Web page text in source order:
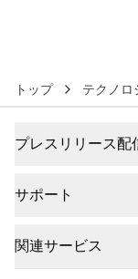
トップ テクノロ
プレスリリース配
サポート
関連サービス